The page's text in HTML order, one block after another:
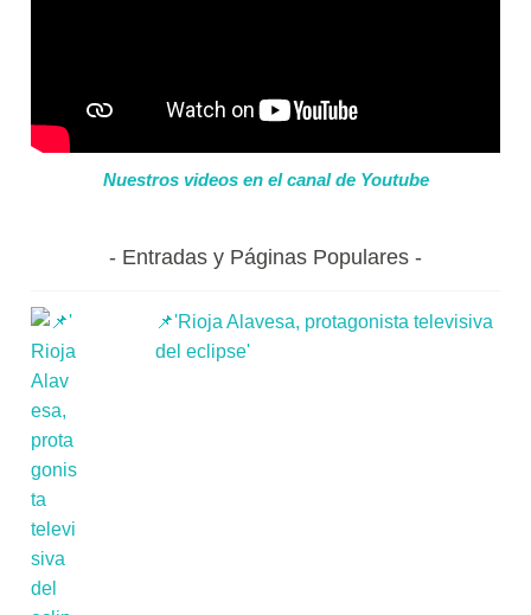
Nuestros videos en el canal de Youtube
Entradas y Páginas Populares
📌'Rioja Alavesa, protagonista televisiva
del eclipse'